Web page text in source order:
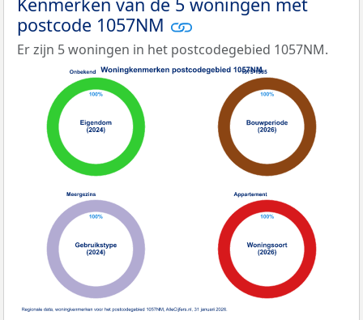
postcode 1057NM
Er zijn 5 woningen in het postcodegebied 1057NM.